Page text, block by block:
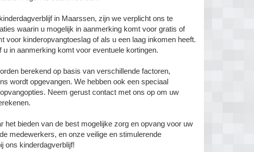
in Maarssen, zijn we verplicht ons te
waarin u mogelijk in aanmerking komt voor gratis of
voor kinderopvangtoeslag of als u een laag inkomen heeft.
in aanmerking komt voor eventuele kortingen.
berekend op basis van verschillende factoren,
wordt opgevangen. We hebben ook een speciaal
Neem gerust contact met ons op om uw
bieden van de best mogelijke zorg en opvang voor uw
medewerkers, en onze veilige en stimulerende
ons kinderdagverblijf!